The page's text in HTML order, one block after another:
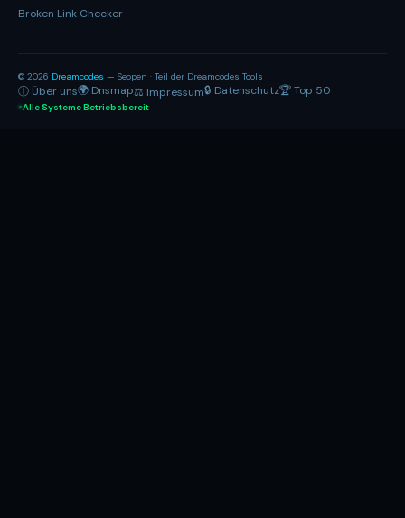
Broken Link Checker
© 2026 Dreamcodes — Seopen · Teil der Dreamcodes Tools
ⓘ Über uns🌍 Dnsmap⚖ Impressum🔒 Datenschutz🏆 Top 50
Alle Systeme Betriebsbereit